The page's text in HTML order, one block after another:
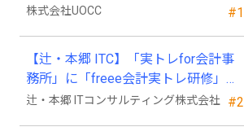
#1
2025年4月以降の変化
株式会社UOCC
#2
【辻・本郷 ITC】「実トレfor会計事
務所」に「freee会計実トレ研修」を
新規追加
辻・本郷 ITコンサルティング株式会社